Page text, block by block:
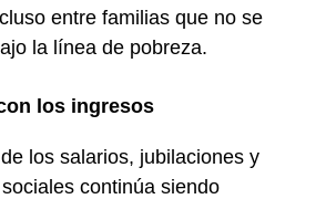
entre familias que no se
la línea de pobreza.
los ingresos
los salarios, jubilaciones y
continúa siendo